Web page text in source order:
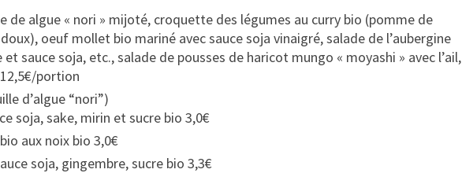
de algue « nori » mijoté, croquette des légumes au curry bio (pomme de
oeuf mollet bio mariné avec sauce soja vinaigré, salade de l’aubergine
sauce soja, etc., salade de pousses de haricot mungo « moyashi » avec l’ail,
12,5€/portion
d’algue “nori”)
soja, sake, mirin et sucre bio 3,0€
aux noix bio 3,0€
soja, gingembre, sucre bio 3,3€